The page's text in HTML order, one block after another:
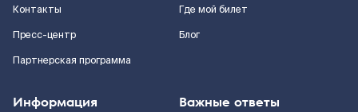
Контакты
Пресс-центр
Партнерская программа
Где мой билет
Блог
Информация Важные ответы